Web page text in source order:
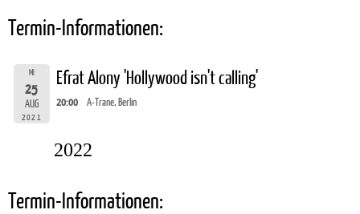
Termin-Informationen:
MI
25
AUG
2021
Efrat Alony 'Hollywood isn't calling'
20:00 A-Trane, Berlin
2022
Termin-Informationen: